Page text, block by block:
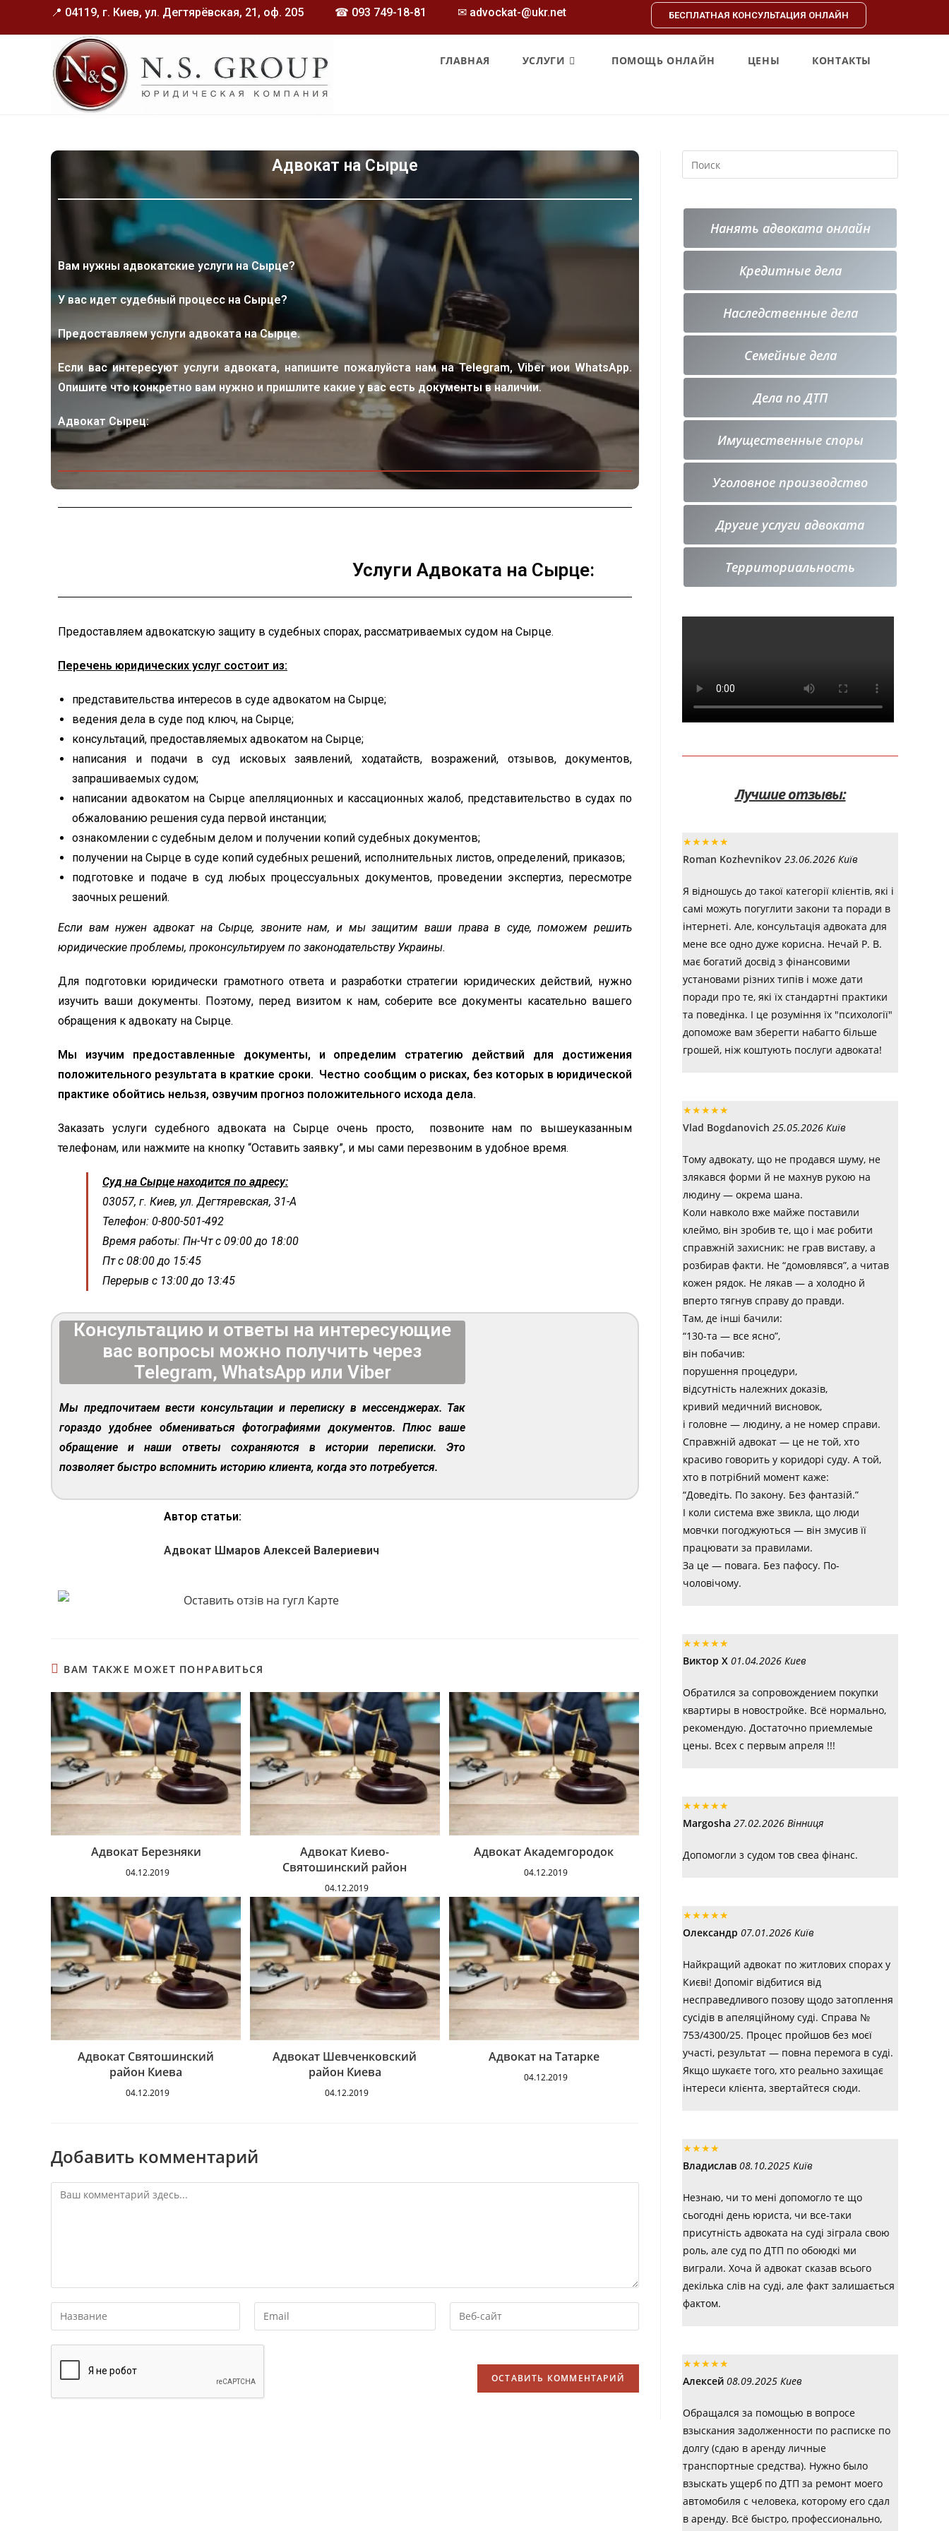
📍 04119, г. Киев, ул. Дегтярёвская, 21, оф. 205 ☎ 093 749-18-81 ✉ advockat-@ukr.net БЕСПЛАТНАЯ КОНСУЛЬТАЦИЯ ОНЛАЙН
ГЛАВНАЯ УСЛУГИ ПОМОЩЬ ОНЛАЙН ЦЕНЫ КОНТАКТЫ
Адвокат на Сырце
Вам нужны адвокатские услуги на Сырце?
У вас идет судебный процесс на Сырце?
Предоставляем услуги адвоката на Сырце.
Если вас интересуют услуги адвоката, напишите пожалуйста нам на Telegram, Viber иои WhatsApp.
Опишите что конкретно вам нужно и пришлите какие у вас есть документы в наличии.
Адвокат Сырец:
Услуги Адвоката на Сырце:
Предоставляем адвокатскую защиту в судебных спорах, рассматриваемых судом на Сырце.
Перечень юридических услуг состоит из:
представительства интересов в суде адвокатом на Сырце;
ведения дела в суде под ключ, на Сырце;
консультаций, предоставляемых адвокатом на Сырце;
написания и подачи в суд исковых заявлений, ходатайств, возражений, отзывов, документов,
запрашиваемых судом;
написании адвокатом на Сырце апелляционных и кассационных жалоб, представительство в судах по
обжалованию решения суда первой инстанции;
ознакомлении с судебным делом и получении копий судебных документов;
получении на Сырце в суде копий судебных решений, исполнительных листов, определений, приказов;
подготовке и подаче в суд любых процессуальных документов, проведении экспертиз, пересмотре
заочных решений.
Если вам нужен адвокат на Сырце, звоните нам, и мы защитим ваши права в суде, поможем решить
юридические проблемы, проконсультируем по законодательству Украины.
Для подготовки юридически грамотного ответа и разработки стратегии юридических действий, нужно
изучить ваши документы. Поэтому, перед визитом к нам, соберите все документы касательно вашего
обращения к адвокату на Сырце.
Мы изучим предоставленные документы, и определим стратегию действий для достижения
положительного результата в краткие сроки. Честно сообщим о рисках, без которых в юридической
практике обойтись нельзя, озвучим прогноз положительного исхода дела.
Заказать услуги судебного адвоката на Сырце очень просто, позвоните нам по вышеуказанным
телефонам, или нажмите на кнопку “Оставить заявку”, и мы сами перезвоним в удобное время.
Суд на Сырце находится по адресу:
03057, г. Киев, ул. Дегтяревская, 31-А
Телефон: 0-800-501-492
Время работы: Пн-Чт с 09:00 до 18:00
Пт с 08:00 до 15:45
Перерыв с 13:00 до 13:45
Консультацию и ответы на интересующие
вас вопросы можно получить через
Telegram, WhatsApp или Viber
Мы предпочитаем вести консультации и переписку в мессенджерах. Так
гораздо удобнее обмениваться фотографиями документов. Плюс ваше
обращение и наши ответы сохраняются в истории переписки. Это
позволяет быстро вспомнить историю клиента, когда это потребуется.
Автор статьи:
Адвокат Шмаров Алексей Валериевич
ВАМ ТАКЖЕ МОЖЕТ ПОНРАВИТЬСЯ
Адвокат Березняки
04.12.2019
Адвокат Киево-
Святошинский район
04.12.2019
Адвокат Академгородок
04.12.2019
Адвокат Святошинский
район Киева
04.12.2019
Адвокат Шевченковский
район Киева
04.12.2019
Адвокат на Татарке
04.12.2019
Добавить комментарий
Нанять адвоката онлайн
Кредитные дела
Наследственные дела
Семейные дела
Дела по ДТП
Имущественные споры
Уголовное производство
Другие услуги адвоката
Территориальность
Лучшие отзывы:
★★★★★
Roman Kozhevnikov 23.06.2026 Київ
Я відношусь до такої категорії клієнтів, які і
самі можуть погуглити закони та поради в
інтернеті. Але, консультація адвоката для
мене все одно дуже корисна. Нечай Р. В.
має богатий досвід з фінансовими
установами різних типів і може дати
поради про те, які їх стандартні практики
та поведінка. І це розуміння їх "психології"
допоможе вам зберегти набагто більше
грошей, ніж коштують послуги адвоката!
★★★★★
Vlad Bogdanovich 25.05.2026 Київ
Тому адвокату, що не продався шуму, не
злякався форми й не махнув рукою на
людину — окрема шана.
Коли навколо вже майже поставили
клеймо, він зробив те, що і має робити
справжній захисник: не грав виставу, а
розбирав факти. Не “домовлявся”, а читав
кожен рядок. Не лякав — а холодно й
вперто тягнув справу до правди.
Там, де інші бачили:
“130-та — все ясно”,
він побачив:
порушення процедури,
відсутність належних доказів,
кривий медичний висновок,
і головне — людину, а не номер справи.
Справжній адвокат — це не той, хто
красиво говорить у коридорі суду. А той,
хто в потрібний момент каже:
“Доведіть. По закону. Без фантазій.”
І коли система вже звикла, що люди
мовчки погоджуються — він змусив її
працювати за правилами.
За це — повага. Без пафосу. По-
чоловічому.
★★★★★
Виктор Х 01.04.2026 Киев
Обратился за сопровождением покупки
квартиры в новостройке. Всё нормально,
рекомендую. Достаточно приемлемые
цены. Всех с первым апреля !!!
★★★★★
Margosha 27.02.2026 Вінниця
Допомогли з судом тов свеа фінанс.
★★★★★
Олександр 07.01.2026 Київ
Найкращий адвокат по житлових спорах у
Києві! Допоміг відбитися від
несправедливого позову щодо затоплення
сусідів в апеляційному суді. Справа №
753/4300/25. Процес пройшов без моєї
участі, результат — повна перемога в суді.
Якщо шукаєте того, хто реально захищає
інтереси клієнта, звертайтеся сюди.
★★★★
Владислав 08.10.2025 Київ
Незнаю, чи то мені допомогло те що
сьогодні день юриста, чи все-таки
присутність адвоката на суді зіграла свою
роль, але суд по ДТП по обоюдкі ми
виграли. Хоча й адвокат сказав всього
декілька слів на суді, але факт залишається
фактом.
★★★★★
Алексей 08.09.2025 Киев
Обращался за помощью в вопросе
взыскания задолженности по расписке по
долгу (сдаю в аренду личные
транспортные средства). Нужно было
взыскать ущерб по ДТП за ремонт моего
автомобиля с человека, которому его сдал
в аренду. Всё быстро, профессионально,